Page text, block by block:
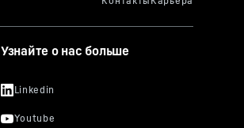
Узнайте о нас больше